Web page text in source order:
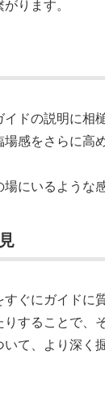
ります。
ドの説明に相
感をさらに高め
にいるような
ぐにガイドに
することで、
いて、より深く